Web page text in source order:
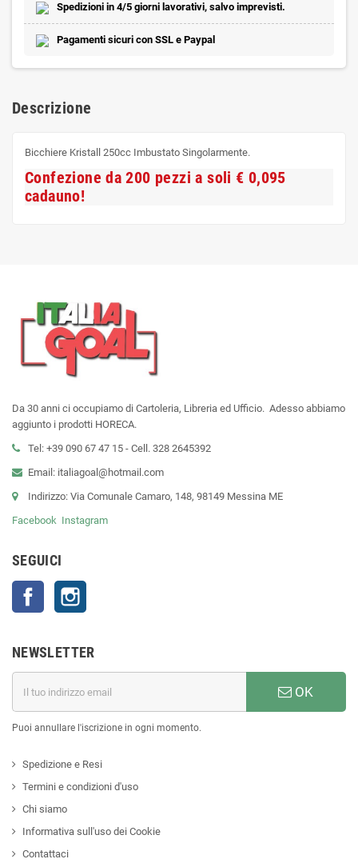
Spedizioni in 4/5 giorni lavorativi, salvo imprevisti.
Pagamenti sicuri con SSL e Paypal
Descrizione
Bicchiere Kristall 250cc Imbustato Singolarmente.
Confezione da 200 pezzi a soli € 0,095
cadauno!
Da 30 anni ci occupiamo di Cartoleria, Libreria ed Ufficio. Adesso abbiamo
aggiunto i prodotti HORECA.
Tel: +39 090 67 47 15 - Cell. 328 2645392
Email: italiagoal@hotmail.com
Indirizzo: Via Comunale Camaro, 148, 98149 Messina ME
Facebook Instagram
SEGUICI
Facebook
NEWSLETTER
OK
Puoi annullare l'iscrizione in ogni momento.
Spedizione e Resi
Termini e condizioni d'uso
Chi siamo
Informativa sull'uso dei Cookie
Contattaci